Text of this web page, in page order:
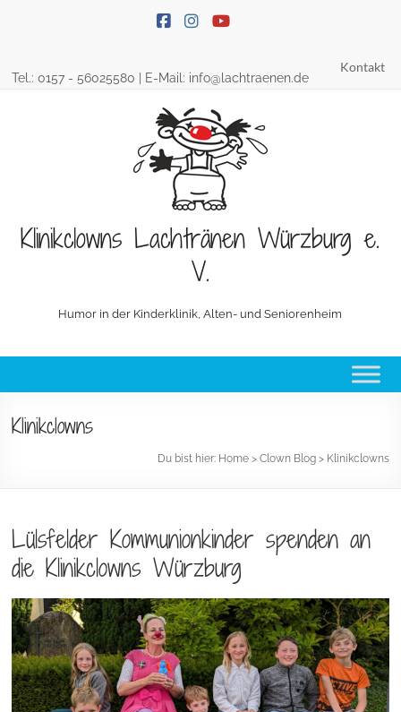
Tel.:0157 - 56025580 | E-Mail: info@lachtraenen.de
Kontakt
Klinikclowns Lachtränen Würzburg e.
V.
Humor in der Kinderklinik, Alten- und Seniorenheim
Klinikclowns
Du bist hier: Home> Clown Blog> Klinikclowns
Lülsfelder Kommunionkinder spenden an
die Klinikclowns Würzburg